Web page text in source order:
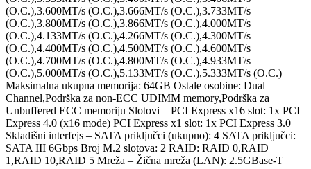
(O.C.),3.600MT/s (O.C.),3.666MT/s (O.C.),3.733MT/s
(O.C.),3.800MT/s (O.C.),3.866MT/s (O.C.),4.000MT/s
(O.C.),4.133MT/s (O.C.),4.266MT/s (O.C.),4.300MT/s
(O.C.),4.400MT/s (O.C.),4.500MT/s (O.C.),4.600MT/s
(O.C.),4.700MT/s (O.C.),4.800MT/s (O.C.),4.933MT/s
(O.C.),5.000MT/s (O.C.),5.133MT/s (O.C.),5.333MT/s (O.C.)
Maksimalna ukupna memorija: 64GB Ostale osobine: Dual
Channel,Podrška za non-ECC UDIMM memory,Podrška za
Unbuffered ECC memoriju Slotovi – PCI Express x16 slot: 1x PCI
Express 4.0 (x16 mode) PCI Express x1 slot: 1x PCI Express 3.0
Skladišni interfejs – SATA priključci (ukupno): 4 SATA priključci:
SATA III 6Gbps Broj M.2 slotova: 2 RAID: RAID 0,RAID
1,RAID 10,RAID 5 Mreža – Žična mreža (LAN): 2.5GBase-T